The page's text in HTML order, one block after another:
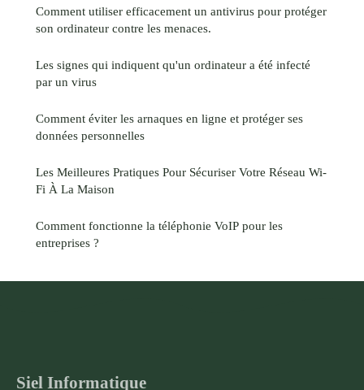
Comment utiliser efficacement un antivirus pour protéger
son ordinateur contre les menaces.
Les signes qui indiquent qu'un ordinateur a été infecté
par un virus
Comment éviter les arnaques en ligne et protéger ses
données personnelles
Les Meilleures Pratiques Pour Sécuriser Votre Réseau Wi-
Fi À La Maison
Comment fonctionne la téléphonie VoIP pour les
entreprises ?
Siel Informatique